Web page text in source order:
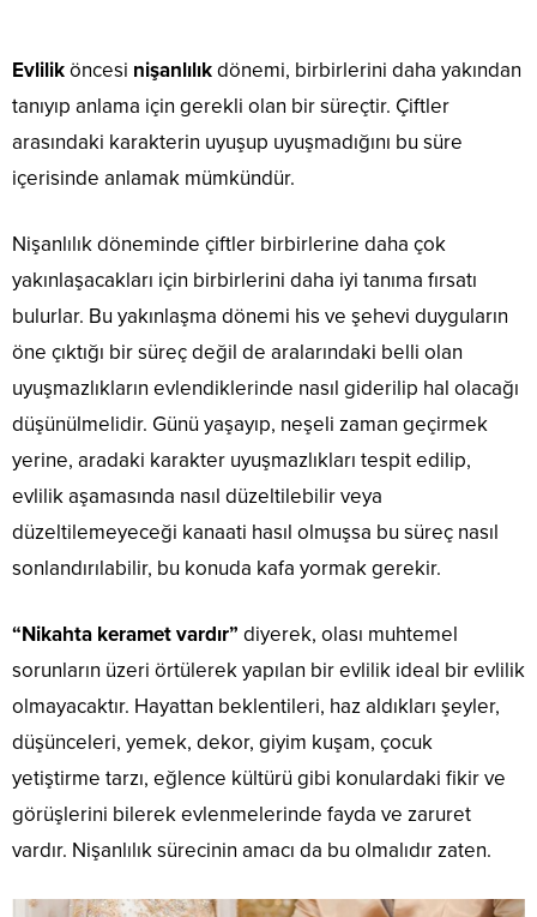
Evliliköncesi nişanlılıkdönemi, birbirlerini daha yakından
tanıyıp anlama için gerekli olan bir süreçtir. Çiftler
arasındaki karakterin uyuşup uyuşmadığını bu süre
içerisinde anlamak mümkündür.
Nişanlılık döneminde çiftler birbirlerine daha çok
yakınlaşacakları için birbirlerini daha iyi tanıma fırsatı
bulurlar. Bu yakınlaşma dönemi his ve şehevi duyguların
öne çıktığı bir süreç değil de aralarındaki belli olan
uyuşmazlıkların evlendiklerinde nasıl giderilip hal olacağı
düşünülmelidir. Günü yaşayıp, neşeli zaman geçirmek
yerine, aradaki karakter uyuşmazlıkları tespit edilip,
evlilik aşamasında nasıl düzeltilebilir veya
düzeltilemeyeceği kanaati hasıl olmuşsa bu süreç nasıl
sonlandırılabilir, bu konuda kafa yormak gerekir.
“Nikahta keramet vardır” diyerek, olası muhtemel
sorunların üzeri örtülerek yapılan bir evlilik ideal bir evlilik
olmayacaktır. Hayattan beklentileri, haz aldıkları şeyler,
düşünceleri, yemek, dekor, giyim kuşam, çocuk
yetiştirme tarzı, eğlence kültürü gibi konulardaki fikir ve
görüşlerini bilerek evlenmelerinde fayda ve zaruret
vardır. Nişanlılık sürecinin amacı da bu olmalıdır zaten.